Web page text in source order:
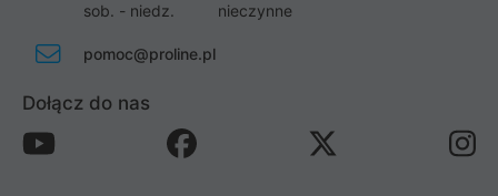
sob. - niedz.
nieczynne
pomoc@proline.pl
Dołącz do nas